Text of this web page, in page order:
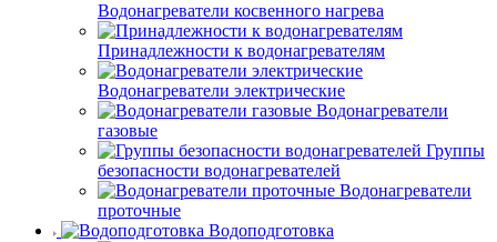
Водонагреватели косвенного нагрева
Принадлежности к водонагревателям
Водонагреватели электрические
Водонагреватели
газовые
Группы
безопасности водонагревателей
Водонагреватели
проточные
Водоподготовка